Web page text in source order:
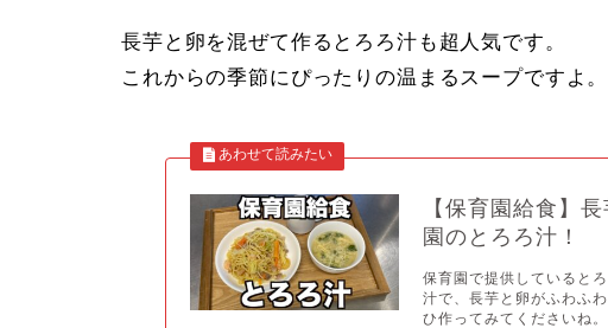
長芋と卵を混ぜて作るとろろ汁も超人気です。
これからの季節にぴったりの温まるスープですよ。
【保育園給食】
園のとろろ汁！
保育園で提供していると
汁で、長芋と卵がふわふ
ひ作ってみてくださいね。